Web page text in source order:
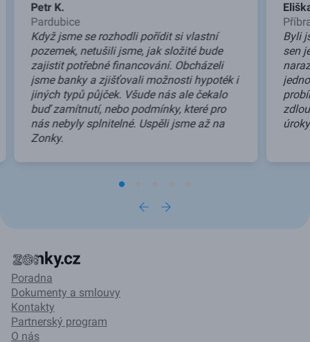
Petr K.
Pardubice
Když jsme se rozhodli pořídit si vlastní
pozemek, netušili jsme, jak složité bude
zajistit potřebné financování. Obcházeli
jsme banky a zjišťovali možnosti hypoték i
jiných typů půjček. Všude nás ale čekalo
buď zamítnutí, nebo podmínky, které pro
nás nebyly splnitelné. Uspěli jsme až na
Zonky.
Byli
sen
Poradna
Dokumenty a smlouvy
Kontakty
Partnerský program
O nás